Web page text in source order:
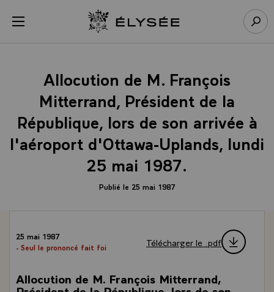
menu Retour à l’accueil Élysée
Allocution de M. François
Mitterrand, Président de la
République, lors de son arrivée à
l'aéroport d'Ottawa-Uplands, lundi
25 mai 1987.
Publié le 25 mai 1987
25 mai 1987
- Seul le prononcé fait foi
Télécharger le .pdf
Allocution de M. François Mitterrand,
Panneau de gestion des cookies